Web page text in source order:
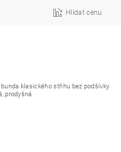
Hlídat cenu
klasického střihu bez podšívky
prodyšná